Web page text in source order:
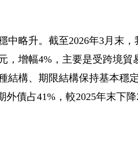
中略升。截至2026年3月末，
，增幅4% ，主要是受跨境貿
結構、期限結構保持基本穩
外債占41% ，較2025年末下降